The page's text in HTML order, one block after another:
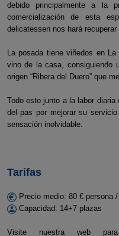
debido principalmente a la
comercialización de esta
delicatessen nos hará
La posada tiene viñedos en
vino de la casa, consiguiendo
origen “Ribera del Duero” que
Todo esto junto a la labor
del pas por mejorar su
sensación inolvidable.
Tarifas
Precio medio: 80 € persona
Capacidad: 14+7 plazas
Visite nuestra web